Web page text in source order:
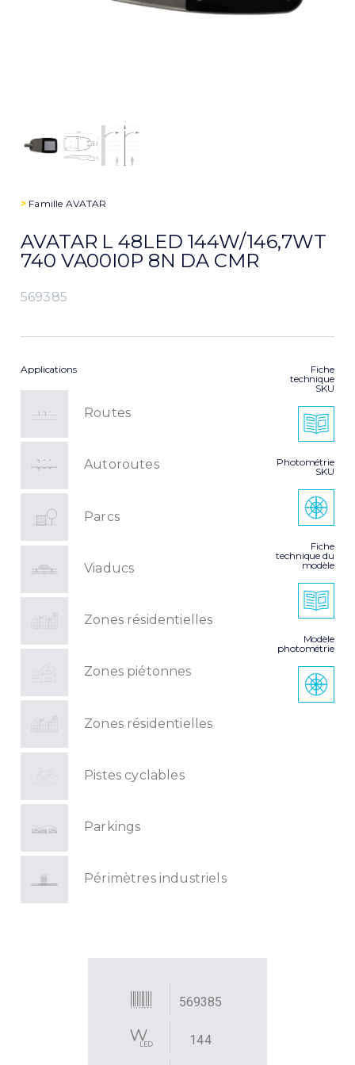
> Famille AVATAR
AVATAR L 48LED 144W/146,7WT
740 VA00I0P 8N DA CMR
569385
Applications
Routes
Autoroutes
Parcs
Viaducs
Zones résidentielles
Zones piétonnes
Zones résidentielles
Pistes cyclables
Parkings
Périmètres industriels
Fiche
technique
SKU
Photométrie
SKU
Fiche
technique du
modèle
Modèle
photométrie
569385
144